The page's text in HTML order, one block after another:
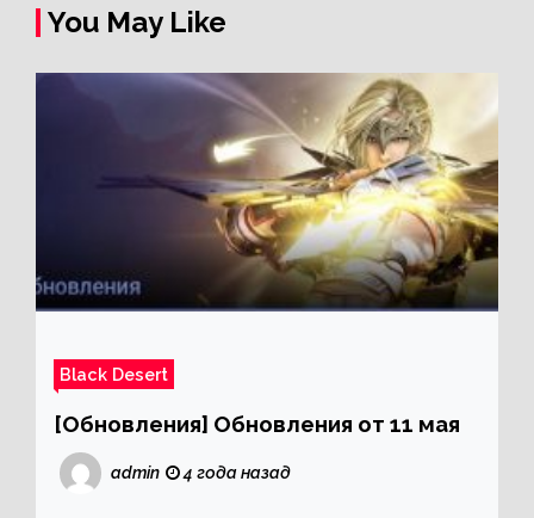
You May Like
Black Desert
[Обновления] Обновления от 11 мая
admin 4 года назад